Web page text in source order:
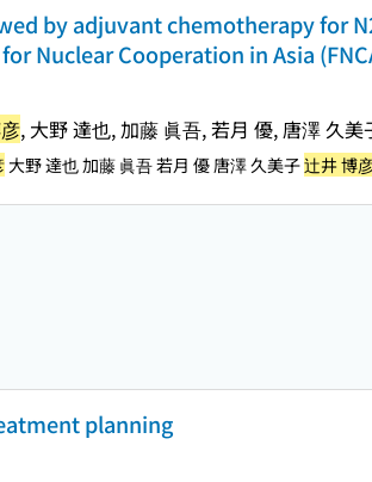
by adjuvant chemotherapy for
Nuclear Cooperation in Asia
, 大野 達也, 加藤 眞吾, 若月 優, 唐澤 久美
大野 達也 加藤 眞吾 若月 優 唐澤 久美子辻井 博
planning